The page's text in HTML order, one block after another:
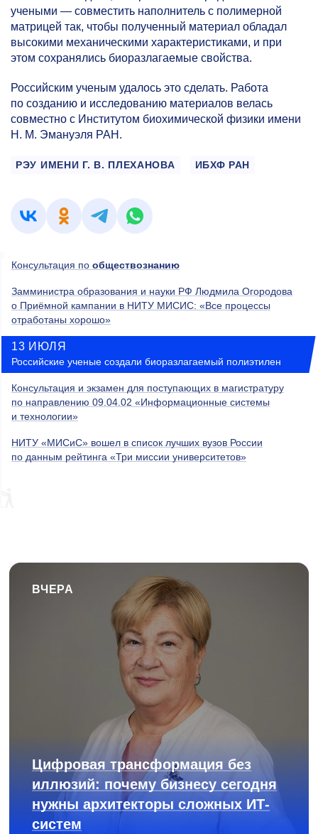
учеными — совместить наполнитель с полимерной
матрицей так, чтобы полученный материал обладал
высокими механическими характеристиками, и при
этом сохранялись биоразлагаемые свойства.
Российским ученым удалось это сделать. Работа
по созданию и исследованию материалов велась
совместно с Институтом биохимической физики имени
Н. М. Эмануэля РАН.
РЭУ ИМЕНИ Г. В. ПЛЕХАНОВА ИБХФ РАН
Консультация по обществознанию
Замминистра образования и науки РФ Людмила Огородова
о Приёмной кампании в НИТУ МИСИС: «Все процессы
отработаны хорошо»
13 ИЮЛЯ
Российские ученые создали биоразлагаемый полиэтилен
Консультация и экзамен для поступающих в магистратуру
по направлению 09.04.02 «Информационные системы
и технологии»
НИТУ «МИСиС» вошел в список лучших вузов России
по данным рейтинга «Три миссии университетов»
ВЧЕРА
Цифровая трансформация без
иллюзий: почему бизнесу сегодня
нужны архитекторы сложных ИТ-
систем